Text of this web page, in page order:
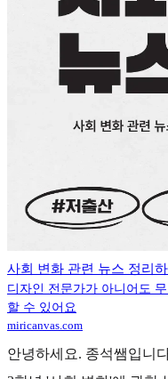
사회 변화 관련 뉴스 정리
디자인 전문가가 아니어도
할 수 있어요
miricanvas.com
안녕하세요. 종석쌤입니